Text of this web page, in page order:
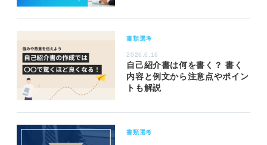
書類選考
2026.6.16
自己紹介書は何を書く？ 書く
内容と例文から注意点やポイン
トも解説
書類選考